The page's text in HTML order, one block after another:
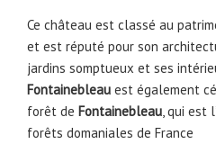
Ce château est classé au
et est réputé pour son
jardins somptueux et ses
Fontainebleau est également
forêt de Fontainebleau , qui est
forêts domaniales de France